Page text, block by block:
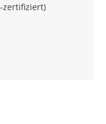
zertifiziert)